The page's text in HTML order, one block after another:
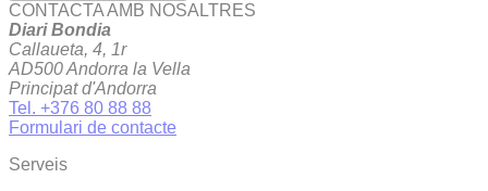
CONTACTA AMB NOSALTRES
Diari Bondia
Callaueta, 4, 1r
AD500 Andorra la Vella
Principat d'Andorra
Tel. +376 80 88 88
Formulari de contacte
Serveis